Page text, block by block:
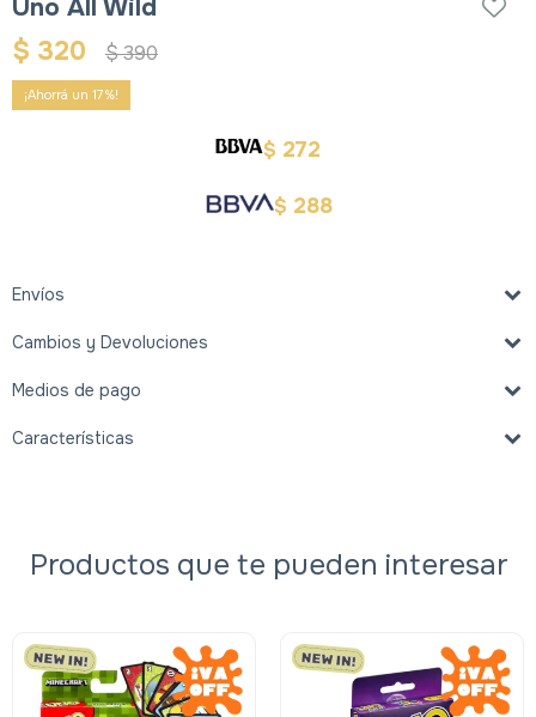
Uno All Wild
$ 320 $390
17
$ 272
$ 288
Envíos
Cambios y Devoluciones
Medios de pago
Características
Productos que te pueden interesar